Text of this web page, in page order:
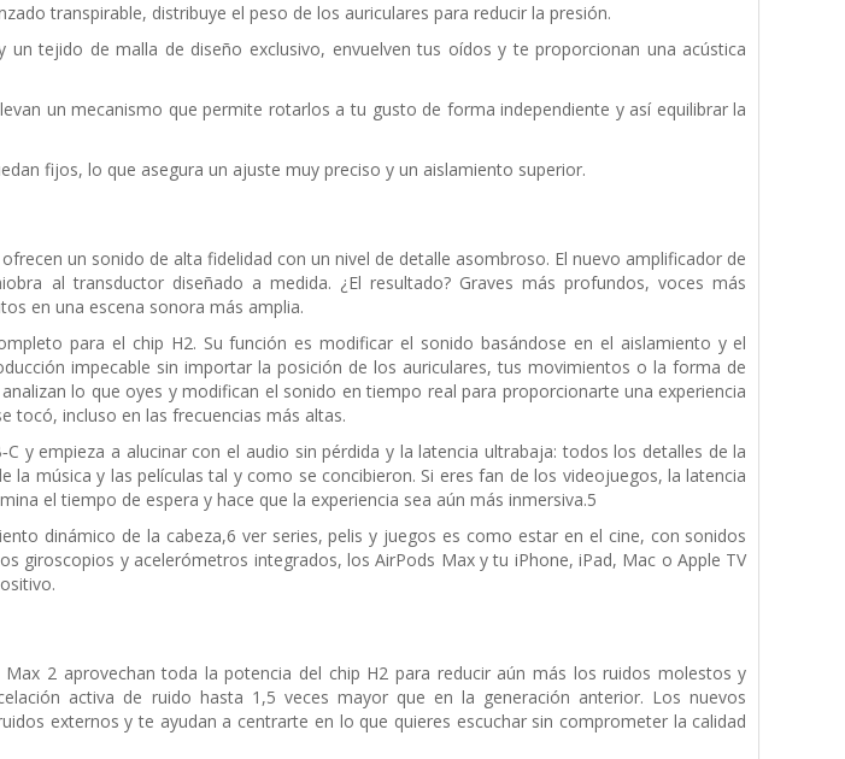
transpirable, distribuye el peso de los auriculares para reducir la presión.
un tejido de malla de diseño exclusivo, envuelven tus oídos y te proporcionan una acústica
un mecanismo que permite rotarlos a tu gusto de forma independiente y así equilibrar la
fijos, lo que asegura un ajuste muy preciso y un aislamiento superior.
un sonido de alta fidelidad con un nivel de detalle asombroso. El nuevo amplificador de
al transductor diseñado a medida. ¿El resultado? Graves más profundos, voces más
en una escena sonora más amplia.
para el chip H2. Su función es modificar el sonido basándose en el aislamiento y el
impecable sin importar la posición de los auriculares, tus movimientos o la forma de
lo que oyes y modifican el sonido en tiempo real para proporcionarte una experiencia
tocó, incluso en las frecuencias más altas.
y empieza a alucinar con el audio sin pérdida y la latencia ultrabaja: todos los detalles de la
la música y las películas tal y como se concibieron. Si eres fan de los videojuegos, la latencia
el tiempo de espera y hace que la experiencia sea aún más inmersiva.5
dinámico de la cabeza,6 ver series, pelis y juegos es como estar en el cine, con sonidos
giroscopios y acelerómetros integrados, los AirPods Max y tu iPhone, iPad, Mac o Apple TV
2 aprovechan toda la potencia del chip H2 para reducir aún más los ruidos molestos y
activa de ruido hasta 1,5 veces mayor que en la generación anterior. Los nuevos
externos y te ayudan a centrarte en lo que quieres escuchar sin comprometer la calidad